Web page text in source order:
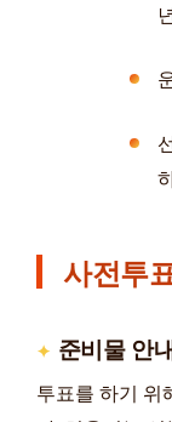
사전투
준비물 안
투표를 하기 위